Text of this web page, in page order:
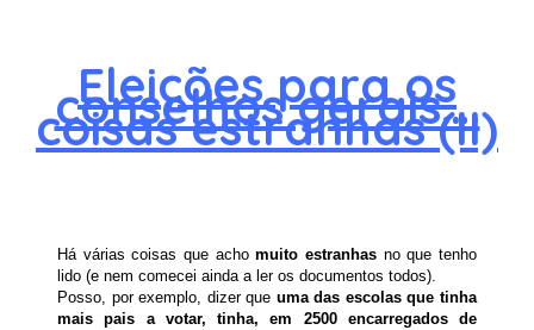
Eleições para os
conselhos gerais….
coisas estranhas (II)
Há várias coisas que achomuito estranhas no que tenho
lido (e nem comecei ainda a ler os documentos todos).
Posso, por exemplo, dizer que uma das escolas que tinha
mais pais a votar, tinha, em 2500 encarregados de